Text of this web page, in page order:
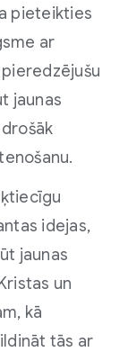
pieteikties
ar
jaunas
idejas,
jaunas
un
kā
tās ar